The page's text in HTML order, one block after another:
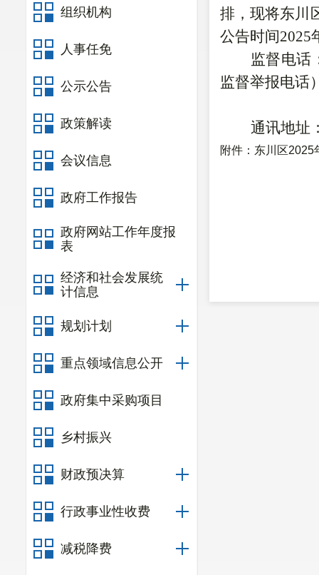
组织机构
人事任免
公示公告
政策解读
会议信息
政府工作报告
政府网站工作年度报
表
经济和社会发展统
计信息
规划计划
重点领域信息公开
政府集中采购项目
乡村振兴
财政预决算
行政事业性收费
减税降费
排，现将东川
公告时间2025
监督电话
监督举报电话
通讯地址
附件： 东川区2025